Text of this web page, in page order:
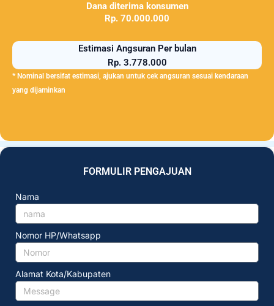
Dana diterima konsumen
Rp. 70.000.000
Estimasi Angsuran Per bulan
Rp. 3.778.000
* Nominal bersifat estimasi, ajukan untuk cek angsuran sesuai kendaraan
yang dijaminkan
FORMULIR PENGAJUAN
Nama
Nomor HP/Whatsapp
Alamat Kota/Kabupaten